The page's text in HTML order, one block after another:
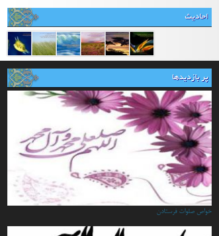
احادیث
پر بازدیدها
خواص صلوات فرستادن